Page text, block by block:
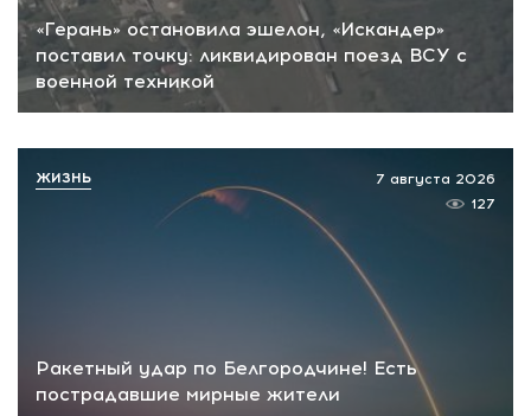
«Герань» остановила эшелон, «Искандер»
поставил точку: ликвидирован поезд ВСУ с
военной техникой
Ракетный удар по Белгородчине! Есть
пострадавшие мирные жители
7 августа 2026
127
ЖИЗНЬ